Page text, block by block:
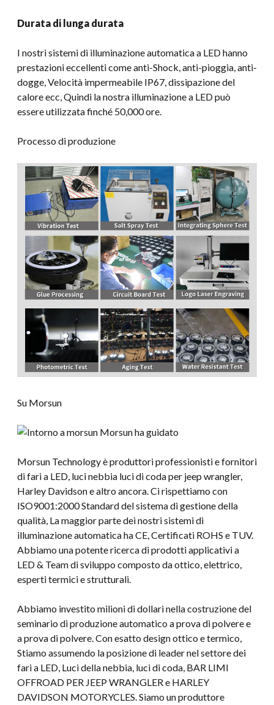
Durata di lunga durata
I nostri sistemi di illuminazione automatica a LED hanno
prestazioni eccellenti come anti-Shock, anti-pioggia, anti-
dogge, Velocità impermeabile IP67, dissipazione del
calore ecc, Quindi la nostra illuminazione a LED può
essere utilizzata finché 50,000 ore.
Processo di produzione
Su Morsun
Morsun Technology è produttori professionisti e fornitori
di fari a LED, luci nebbia luci di coda per jeep wrangler,
Harley Davidson e altro ancora. Ci rispettiamo con
ISO9001:2000 Standard del sistema di gestione della
qualità, La maggior parte dei nostri sistemi di
illuminazione automatica ha CE, Certificati ROHS e TUV.
Abbiamo una potente ricerca di prodotti applicativi a
LED & Team di sviluppo composto da ottico, elettrico,
esperti termici e strutturali.
Abbiamo investito milioni di dollari nella costruzione del
seminario di produzione automatico a prova di polvere e
a prova di polvere. Con esatto design ottico e termico,
Stiamo assumendo la posizione di leader nel settore dei
fari a LED, Luci della nebbia, luci di coda, BAR LIMI
OFFROAD PER JEEP WRANGLER e HARLEY
DAVIDSON MOTORYCLES. Siamo un produttore